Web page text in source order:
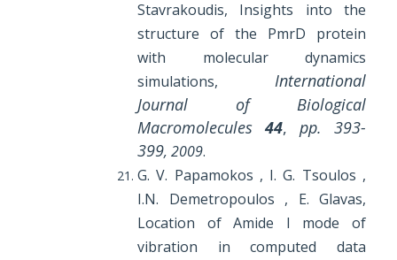
Stavrakoudis, Insights into the
structure of the PmrD protein
with molecular dynamics
simulations, International
Journal of Biological
Macromolecules 44, pp. 393-
399, 2009.
G. V. Papamokos , I. G. Tsoulos ,
I.N. Demetropoulos , E. Glavas,
Location of Amide I mode of
vibration in computed data